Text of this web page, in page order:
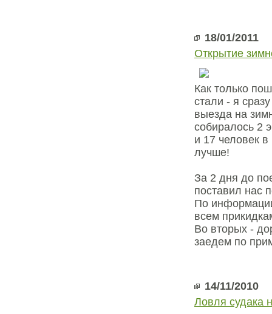
18/01/2011
Открытие
Как только
стали - я
выезда на
собиралось 2
и 17 человек
лучше!
За 2 дня до
поставил нас
По
всем
Во вторых -
заедем по
14/11/2010
Ловля судака